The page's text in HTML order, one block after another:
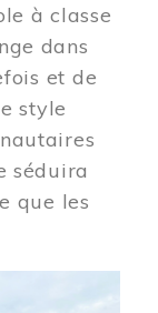
à classe
dans
et de
style
séduira
que les